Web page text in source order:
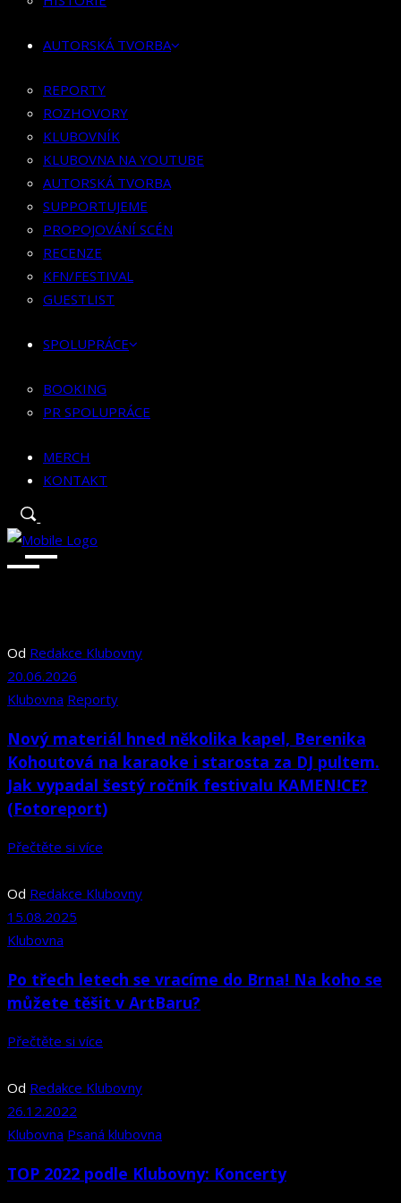
KLUBOVNA NA YOUTUBE
SUPPORTUJEME
PROPOJOVÁNÍ SCÉN
RECENZE
KFN/FESTIVAL
GUESTLIST
SPOLUPRÁCE
BOOKING
PR SPOLUPRÁCE
MERCH
AUTORSKÁ TVORBA
REPORTY
ROZHOVORY
KLUBOVNÍK
KLUBOVNA NA YOUTUBE
AUTORSKÁ TVORBA
SUPPORTUJEME
PROPOJOVÁNÍ SCÉN
RECENZE
KFN/FESTIVAL
GUESTLIST
SPOLUPRÁCE
BOOKING
PR SPOLUPRÁCE
MERCH
KONTAKT
Od Redakce Klubovny
20.06.2026
Klubovna Reporty
Nový materiál hned několika kapel, Berenika
Kohoutová na karaoke i starosta za DJ pultem.
Jak vypadal šestý ročník festivalu KAMEN!CE?
(Fotoreport)
Přečtěte si více
Od Redakce Klubovny
15.08.2025
Klubovna
Po třech letech se vracíme do Brna! Na koho se
můžete těšit v ArtBaru?
Přečtěte si více
Od Redakce Klubovny
26.12.2022
Klubovna Psaná klubovna
TOP 2022 podle Klubovny: Koncerty